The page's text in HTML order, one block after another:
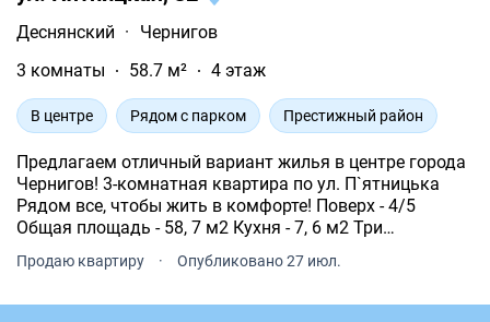
Деснянский ·
Чернигов
3 комнаты
58.7 м² 4 этаж
В центре Рядом с парком Престижный район
Предлагаем отличный вариант жилья в центре города
Чернигов! 3-комнатная квартира по ул. П`ятницька
Рядом все, чтобы жить в комфорте! Поверх - 4/5
Общая площадь - 58, 7 м2 Кухня - 7, 6 м2 Три
отдельные комнаты - 17, 3 м2, 11, 7 м2 и 7, 7 м2
Раздельный санузел. Балкон и лоджия.
Продаю квартиру · Опубликовано 27 июл.